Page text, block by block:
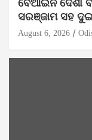
ବେଆଇନ ଦେଶୀ
ସରଞ୍ଜାମ ସହ
August 6, 2026